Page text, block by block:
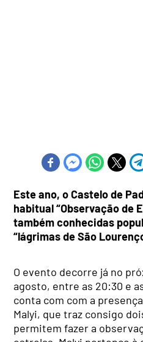
Este ano, o Castelo de
habitual “Observação de
também conhecidas
“lágrimas de São
O evento decorre já no
agosto, entre as 20:30 e
conta com com a
Malyi, que traz consigo
permitem fazer a